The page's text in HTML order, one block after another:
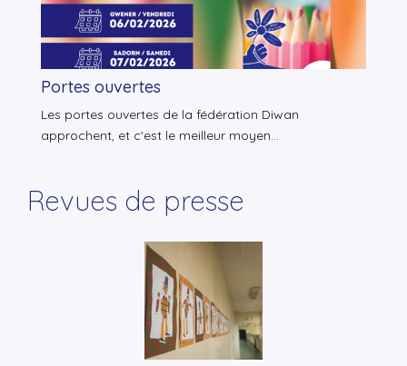
Portes ouvertes
Les portes ouvertes de la fédération Diwan
approchent, et c'est le meilleur moyen...
Revues de presse